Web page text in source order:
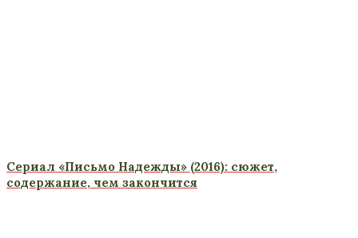
Сериал «Письмо Надежды» (2016): сюжет,
содержание, чем закончится